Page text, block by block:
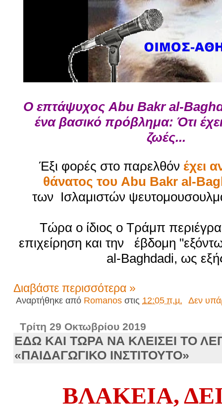
Ο επτάψυχοςAbu Bakr al-
ένα βασικό πρόβλημα: Ότι
ζωές...
Έξι φορές στο παρελθόν έχει
θάνατος του Abu Bakr al-
των Ισλαμιστών
Τώρα ο ίδιος ο Τράμπ
επιχείρηση και την έβδομη "
al-Baghdadi, ως
Διαβάστε περισσότερα »
Αναρτήθηκε από Romanos στις 12:05 π.μ. Δεν
Τρίτη 29 Οκτωβρίου 2019
ΕΔΩ ΚΑΙ ΤΩΡΑ ΝΑ ΚΛΕΙΣΕΙ ΤΟ
«ΠΑΙΔΑΓΩΓΙΚΟ ΙΝΣΤΙΤΟΥΤΟ»
ΒΛΑΚΕΙΑ,